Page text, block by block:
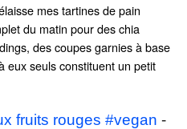
mes tartines de pain
du matin pour des chia
des coupes garnies à base
eux seuls constituent un petit
fruits rouges #vegan -